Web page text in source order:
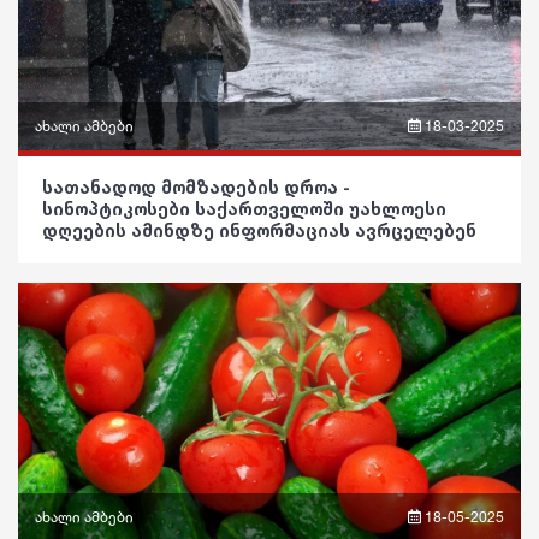
სამართალი
რჩევები
ინტერვიუ
შოუბიზნესი
მედიცინა
კულინარია
ასტროლოგია
ფაქტები
ჯანდაცვა
კულტურა
გართობა
სოც. მედია
მსოფლიო
ეკონომიკა
სამართალი
რჩევები
ინტერვიუ
ახალი ამბები
საზოგადოება
განათლება
ჯანდაცვა
კულტურა
გართობა
18-03-2025
სათანადოდ მომზადების დროა -
სინოპტიკოსები საქართველოში უახლოესი
დღეების ამინდზე ინფორმაციას ავრცელებენ
ახალი ამბები 18-05-2025